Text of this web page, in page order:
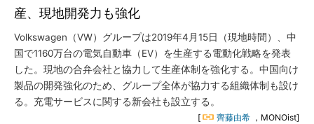
産、現地開発力も強化
Volkswagen（VW）グループは2019年4月15日（現地時間）、中
国で1160万台の電気自動車（EV）を生産する電動化戦略を発表
した。現地の合弁会社と協力して生産体制を強化する。中国向け
製品の開発強化のため、グループ全体が協力する組織体制も設け
る。充電サービスに関する新会社も設立する。
[ 齊藤由希 ，MONOist]